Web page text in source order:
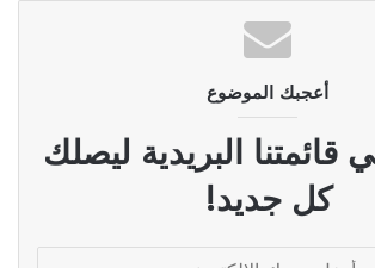
أعجبك الموضوع
قائمتنا البريدية ليصلك
كل جديد!